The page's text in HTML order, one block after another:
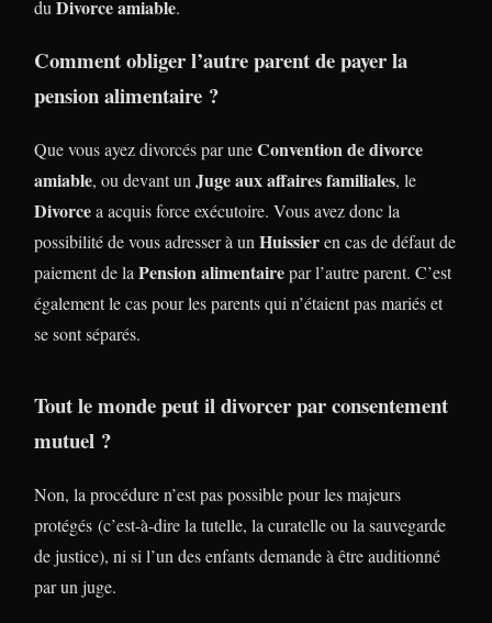
du Divorce amiable.
Comment obliger l’autre parent de payer la
pension alimentaire ?
Que vous ayez divorcés par uneConvention de divorce
amiable, ou devant un Juge aux affaires familiales, le
Divorcea acquis force exécutoire. Vous avez donc la
possibilité de vous adresser à un Huissieren cas de défaut de
paiement de la Pension alimentairepar l’autre parent. C’est
également le cas pour les parents qui n’étaient pas mariés et
se sont séparés.
Tout le monde peut il divorcer par consentement
mutuel ?
Non, la procédure n’est pas possible pour les majeurs
protégés (c’est-à-dire la tutelle, la curatelle ou la sauvegarde
de justice), ni si l’un des enfants demande à être auditionné
par un juge.